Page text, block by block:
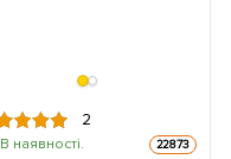
2
В наявності. 22873